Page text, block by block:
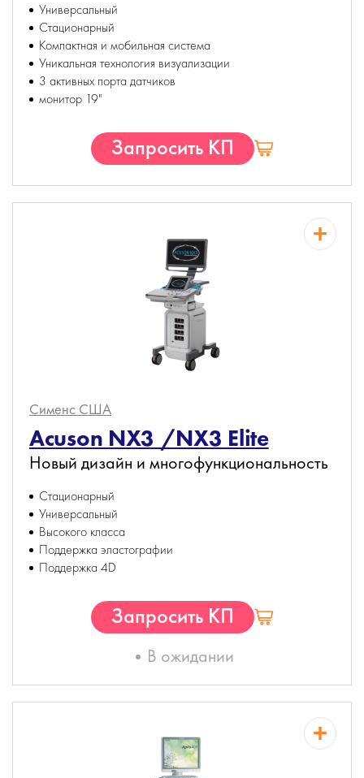
Универсальный
Стационарный
Компактная и мобильная система
Уникальная технология визуализации
3 активных порта датчиков
монитор 19"
Запросить КП
Сименс США
Acuson NX3 /NX3 Elite
Новый дизайн и многофункциональность
Стационарный
Универсальный
Высокого класса
Поддержка эластографии
Поддержка 4D
Запросить КП
В ожидании